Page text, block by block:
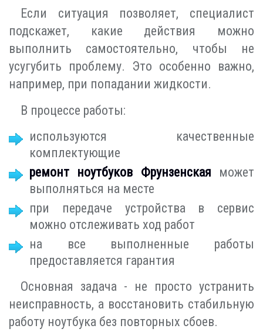
Если ситуация позволяет, специалист
подскажет, какие действия можно
выполнить самостоятельно, чтобы не
усугубить проблему. Это особенно важно,
например, при попадании жидкости.
В процессе работы:
используются качественные
комплектующие
ремонт ноутбуков Фрунзенская может
выполняться на месте
при передаче устройства в сервис
можно отслеживать ход работ
на все выполненные работы
предоставляется гарантия
Основная задача - не просто устранить
неисправность, а восстановить стабильную
работу ноутбука без повторных сбоев.